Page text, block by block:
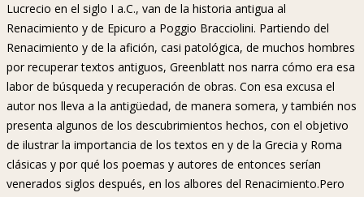
Lucrecio en el siglo I a.C., van de la historia antigua al
Renacimiento y de Epicuro a Poggio Bracciolini. Partiendo del
Renacimiento y de la afición, casi patológica, de muchos hombres
por recuperar textos antiguos, Greenblatt nos narra cómo era esa
labor de búsqueda y recuperación de obras. Con esa excusa el
autor nos lleva a la antigüedad, de manera somera, y también nos
presenta algunos de los descubrimientos hechos, con el objetivo
de ilustrar la importancia de los textos en y de la Grecia y Roma
clásicas y por qué los poemas y autores de entonces serían
venerados siglos después, en los albores del Renacimiento.Pero